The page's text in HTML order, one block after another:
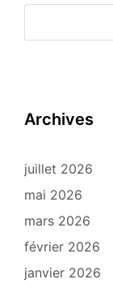
Archives
juillet 2026
mai 2026
mars 2026
février 2026
janvier 2026